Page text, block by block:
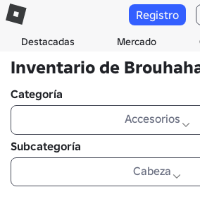
Destacadas Mercado
Registro
Inventario de
Categoría
Accesorios
Subcategoría
Cabeza